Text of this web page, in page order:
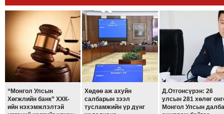
ЭРДЭНЭТ
ҮЙЛДВЭРИЙН
ХАВРЫН
ЧУУЛГАНЫ
ЭРГЭН
ТОЙРОНД
"ОУВС"-
“Монгол Улсын
Хөгжлийн банк” ХХК-
ийн нэхэмжлэлтэй
Хөдөө аж ахуйн
салбарын зээл
тусламжийн үр дүнг
Д.Отгонсүрэн: 26
улсын 281 хөлөг
Монгол Улсын